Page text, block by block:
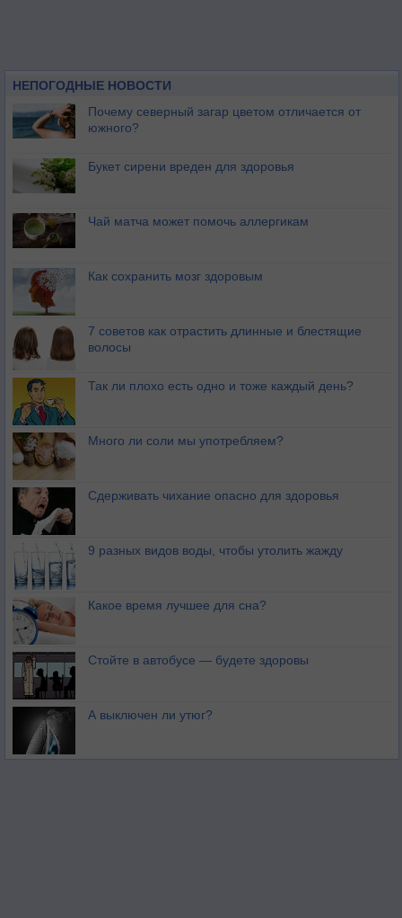
НЕПОГОДНЫЕ НОВОСТИ
Почему северный загар цветом отличается от
южного?
Букет сирени вреден для здоровья
Чай матча может помочь аллергикам
Как сохранить мозг здоровым
7 советов как отрастить длинные и блестящие
волосы
Так ли плохо есть одно и тоже каждый день?
Много ли соли мы употребляем?
Сдерживать чихание опасно для здоровья
9 разных видов воды, чтобы утолить жажду
Какое время лучшее для сна?
Стойте в автобусе — будете здоровы
А выключен ли утюг?